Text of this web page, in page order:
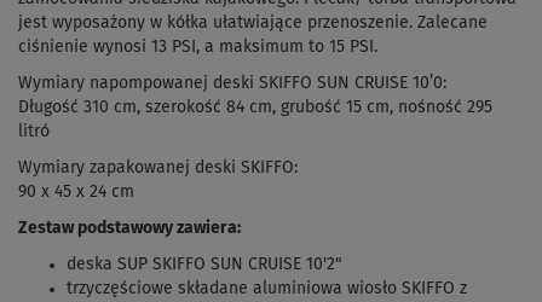
jest wyposażony w kółka ułatwiające przenoszenie. Zalecane
ciśnienie wynosi 13 PSI, a maksimum to 15 PSI.
Wymiary napompowanej deski SKIFFO SUN CRUISE 10’0:
Długość 310 cm, szerokość 84 cm, grubość 15 cm, nośność 295
litró
Wymiary zapakowanej deski SKIFFO:
90 x 45 x 24 cm
Zestaw podstawowy zawiera:
deska SUP SKIFFO SUN CRUISE 10'2"
trzyczęściowe składane aluminiowa wiosło SKIFFO z